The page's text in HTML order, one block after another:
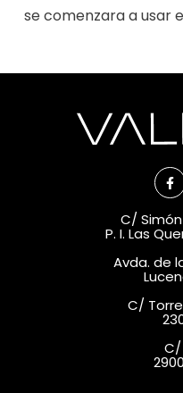
se comenzara a usar
C/
P. I. Las
Avda. de
C/
C/